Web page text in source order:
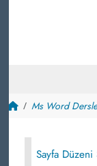
Ms Word
Sayfa Düzeni